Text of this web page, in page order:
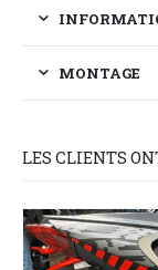
MONTAGE
LES CLIENTS